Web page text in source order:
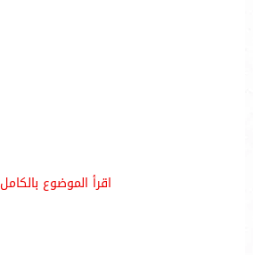
اقرأ الموضوع بالكامل